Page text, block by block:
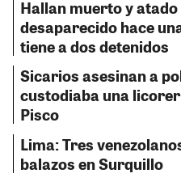
Hallan muerto y
desaparecido hace
tiene a dos detenidos
Sicarios asesinan a
custodiaba una
Pisco
Lima: Tres
balazos en Surquillo